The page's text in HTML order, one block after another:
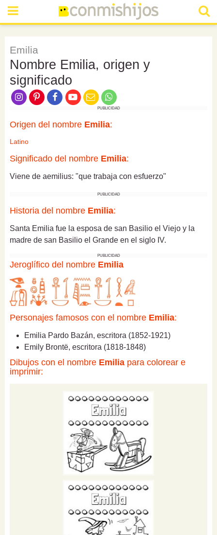
Emilia
Nombre Emilia, origen y
significado
PUBLICIDAD
Origen del nombre Emilia:
Latino
Significado del nombre Emilia:
Viene de aemilius: "que trabaja con esfuerzo"
PUBLICIDAD
Historia del nombre Emilia:
Santa Emilia fue la esposa de san Basilio el Viejo y la
madre de san Basilio el Grande en el siglo IV.
PUBLICIDAD
Jeroglífico del nombre Emilia
Personajes famosos con el nombre Emilia:
Emilia Pardo Bazán, escritora (1852-1921)
Emily Brontë, escritora (1818-1848)
Dibujos con el nombre Emilia para colorear e
imprimir: